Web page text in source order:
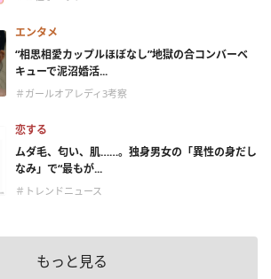
エンタメ
“相思相愛カップルほぼなし”地獄の合コンバーベ
キューで泥沼婚活...
＃ガールオアレディ3考察
恋する
ムダ毛、匂い、肌……。独身男女の「異性の身だし
なみ」で“最もが...
＃トレンドニュース
もっと見る